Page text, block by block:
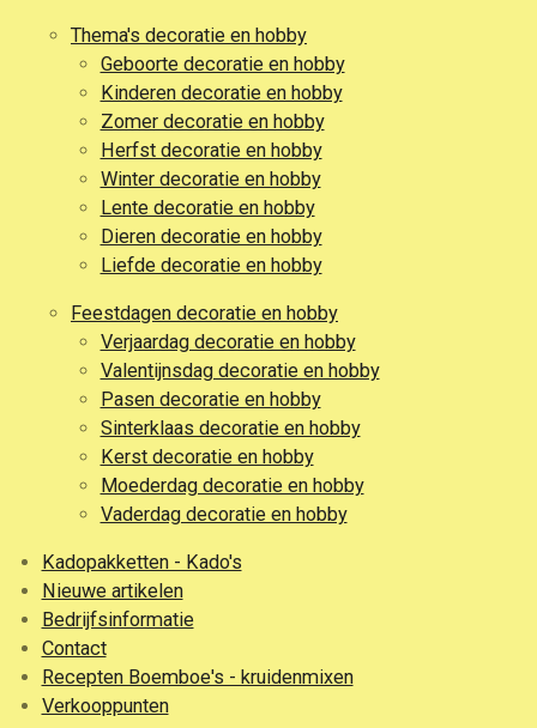
Thema's decoratie en hobby
Geboorte decoratie en hobby
Kinderen decoratie en hobby
Zomer decoratie en hobby
Herfst decoratie en hobby
Winter decoratie en hobby
Lente decoratie en hobby
Dieren decoratie en hobby
Liefde decoratie en hobby
Feestdagen decoratie en hobby
Verjaardag decoratie en hobby
Valentijnsdag decoratie en hobby
Pasen decoratie en hobby
Sinterklaas decoratie en hobby
Kerst decoratie en hobby
Moederdag decoratie en hobby
Vaderdag decoratie en hobby
Kadopakketten - Kado's
Nieuwe artikelen
Bedrijfsinformatie
Contact
Recepten Boemboe's - kruidenmixen
Verkooppunten